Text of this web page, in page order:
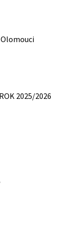
2025/2026